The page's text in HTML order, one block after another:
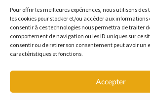
Pour offrir les meilleures expériences, nous utilisons
les cookies pour stocker et/ou accéder aux informations
consentir à ces technologies nous permettra de traiter
comportement de navigation ou les ID uniques sur ce
consentir ou de retirer son consentement peut avoir un
caractéristiques et fonctions.
Accepter
Contactez-nous
2030, boul. Pie-IX, bureau 403
Montréal (Québec) H1V 2C8
apq@spg.qc.ca
Tél. : 514 353-7555 | 1 877 353-7555